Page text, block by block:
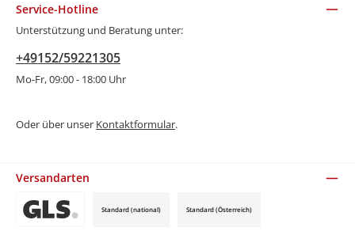
Service-Hotline
Unterstützung und Beratung unter:
+49152/59221305
Mo-Fr, 09:00 - 18:00 Uhr
Oder über unser Kontaktformular.
Versandarten
Standard (national) Standard (Österreich)